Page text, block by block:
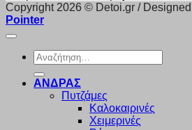
Copyright 2026 © Detoi.gr /
Pointer
Αναζήτηση
για:
ΑΝΔΡΑΣ
Πυτζάμες
Καλοκαιρινές
Χειμερινές